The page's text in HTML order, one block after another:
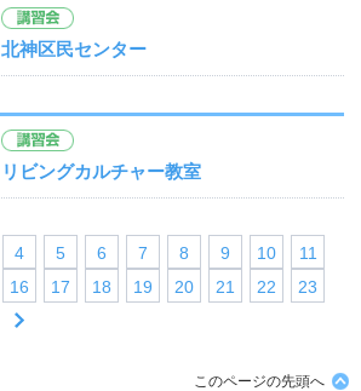
北神区民センター
リビングカルチャー教室
4 5 6 7 8 9 10
11
16 17 18 19 20 21 22
23
このページの先頭へ